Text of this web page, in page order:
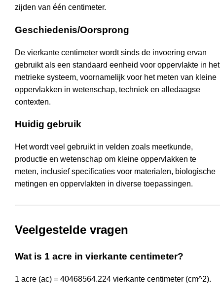
zijden van één centimeter.
Geschiedenis/Oorsprong
De vierkante centimeter wordt sinds de invoering ervan
gebruikt als een standaard eenheid voor oppervlakte in het
metrieke systeem, voornamelijk voor het meten van kleine
oppervlakken in wetenschap, techniek en alledaagse
contexten.
Huidig gebruik
Het wordt veel gebruikt in velden zoals meetkunde,
productie en wetenschap om kleine oppervlakken te
meten, inclusief specificaties voor materialen, biologische
metingen en oppervlakten in diverse toepassingen.
Veelgestelde vragen
Wat is 1 acre in vierkante centimeter?
1 acre (ac) = 40468564.224 vierkante centimeter (cm^2).